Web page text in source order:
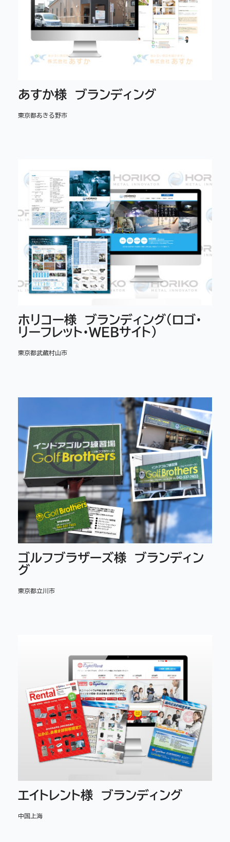
あすか様 ブランディング
東京都あきる野市
ホリコー様 ブランディング（ロゴ・
リーフレット・WEBサイト）
東京都武蔵村山市
ゴルフブラザーズ様 ブランディン
グ
東京都立川市
エイトレント様 ブランディング
中国上海